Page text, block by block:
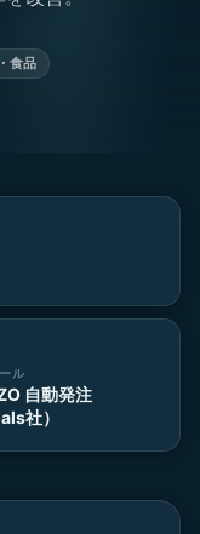
食品
ル
自動発注
社）